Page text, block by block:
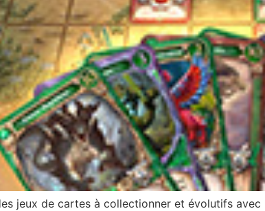
jeux de cartes à collectionner et évolutifs